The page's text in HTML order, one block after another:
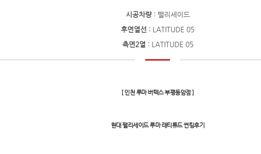
시공차량: 팰리세이드
후면열선 : LATITUDE 05
측면2열 : LATITUDE 05
[ 인천 루마 버텍스 부평동암점 ]
현대 팰리세이드 루마 래티튜드 썬팅후기